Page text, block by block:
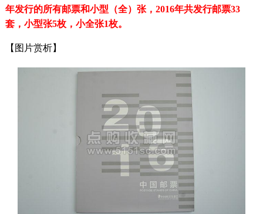
年发行的所有邮票和小型（全）张， 2016年共发行邮票33
套，小型张5枚，小全张1枚。
【图片赏析】